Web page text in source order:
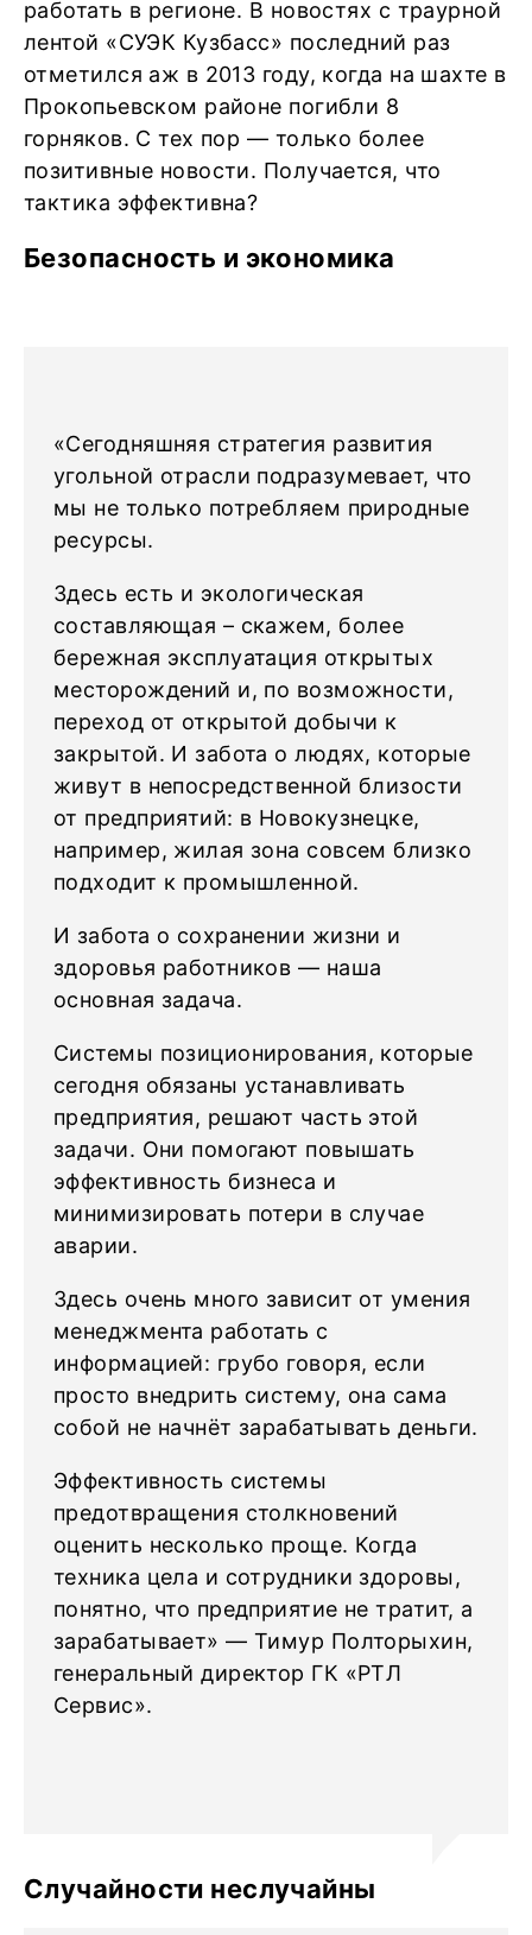
работать в регионе. В новостях с траурной
лентой «СУЭК Кузбасс» последний раз
отметился аж в 2013 году, когда на шахте в
Прокопьевском районе погибли 8
горняков. С тех пор — только более
позитивные новости. Получается, что
тактика эффективна?
Безопасность и экономика
«Сегодняшняя стратегия развития
угольной отрасли подразумевает, что
мы не только потребляем природные
ресурсы.
Здесь есть и экологическая
составляющая – скажем, более
бережная эксплуатация открытых
месторождений и, по возможности,
переход от открытой добычи к
закрытой. И забота о людях, которые
живут в непосредственной близости
от предприятий: в Новокузнецке,
например, жилая зона совсем близко
подходит к промышленной.
И забота о сохранении жизни и
здоровья работников — наша
основная задача.
Системы позиционирования, которые
сегодня обязаны устанавливать
предприятия, решают часть этой
задачи. Они помогают повышать
эффективность бизнеса и
минимизировать потери в случае
аварии.
Здесь очень много зависит от умения
менеджмента работать с
информацией: грубо говоря, если
просто внедрить систему, она сама
собой не начнёт зарабатывать деньги.
Эффективность системы
предотвращения столкновений
оценить несколько проще. Когда
техника цела и сотрудники здоровы,
понятно, что предприятие не тратит, а
зарабатывает» — Тимур Полторыхин,
генеральный директор ГК «РТЛ
Сервис».
Случайности неслучайны